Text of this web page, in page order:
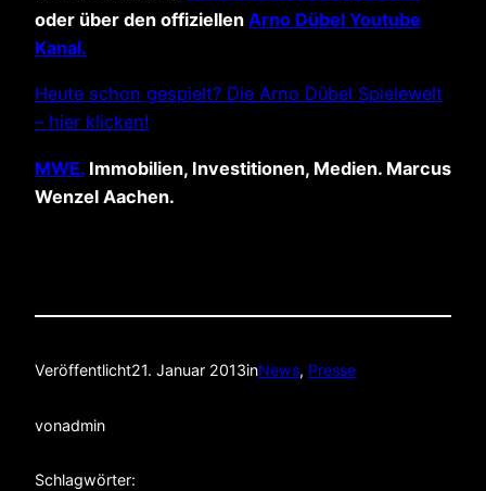
oder über den offiziellen Arno Dübel Youtube
Kanal.
Heute schon gespielt? Die Arno Dübel Spielewelt
– hier klicken!
MWE. Immobilien, Investitionen, Medien. Marcus
Wenzel Aachen.
Veröffentlicht21. Januar 2013inNews, Presse
vonadmin
Schlagwörter: